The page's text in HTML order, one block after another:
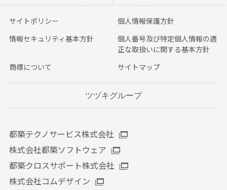
サイトポリシー
個人情報保護方針
情報セキュリティ基本方針
個人番号及び特定個人情報の適
正な取扱いに関する基本方針
商標について
サイトマップ
ツヅキグループ
都築テクノサービス株式会社
株式会社都築ソフトウェア
都築クロスサポート株式会社
株式会社コムデザイン